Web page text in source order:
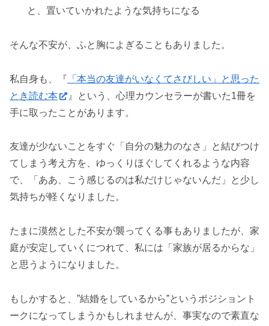
と、置いていかれたような気持ちになる
そんな不安が、ふと胸によぎることもありました。
私自身も、『 「本当の友達がいなくてさびしい」と思った
とき読む本
』という、心理カウンセラーが書いた1冊を
手に取ったことがあります。
友達が少ないことをすぐ「自分の魅力のなさ」と結びつけ
てしまう考え方を、ゆっくりほぐしてくれるような内容
で、「ああ、こう感じるのは私だけじゃないんだ」と少し
気持ちが軽くなりました。
たまに漠然とした不安が襲ってくる事もありましたが、家
庭が安定していくにつれて、私には「家族が居るからな」
と思うようになりました。
もしかすると、”結婚をしているから”というポジショント
ークになってしまうかもしれませんが、事実なので素直な